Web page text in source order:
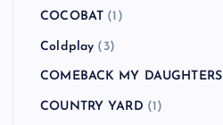
COCOBAT (1)
Coldplay (3)
COMEBACK MY DAUGHTERS
COUNTRY YARD (1)